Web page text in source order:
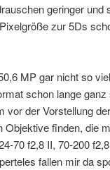
geringer
zur 5Ds
MP gar nicht so
schon lange
vor der Vorstellung
Objektive finden, die
70 f2,8 II, 70-200
fallen mir da